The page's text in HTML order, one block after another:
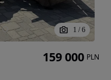
1 / 6
159 000 PLN